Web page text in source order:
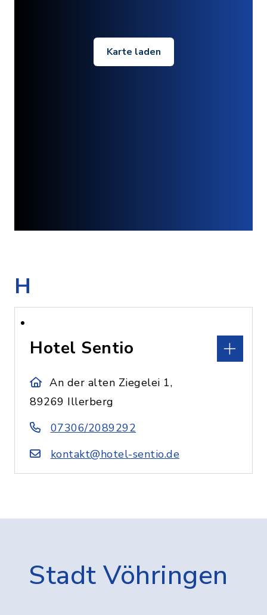
Karte laden
H
Hotel Sentio
An der alten Ziegelei 1,
89269 Illerberg
07306/2089292
kontakt@hotel-sentio.de
Stadt Vöhringen